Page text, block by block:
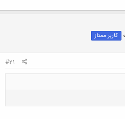
کاربر ممتاز
#21